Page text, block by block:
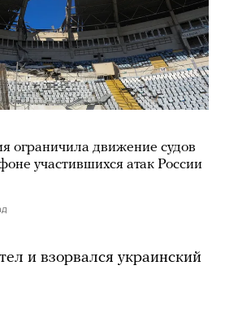
ограничила движение судов
участившихся атак России
и взорвался украинский